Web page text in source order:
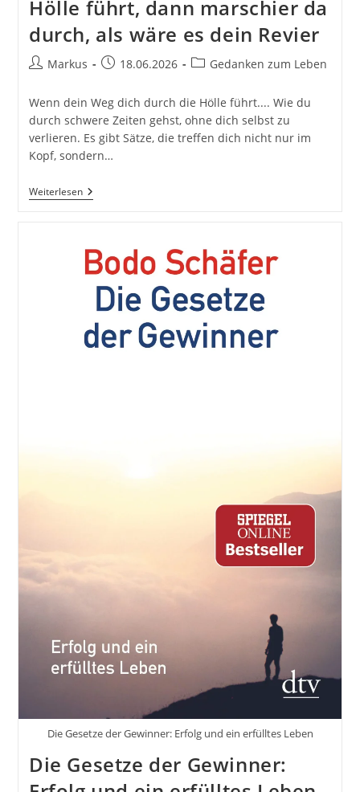
Hölle führt, dann marschier da
durch, als wäre es dein Revier
Beitrags-
Markus
Beitrag18.06.2026
Beitrags-
Gedanken zum Leben
Wenn dein Weg dich durch die Hölle führt.... Wie du
durch schwere Zeiten gehst, ohne dich selbst zu
verlieren. Es gibt Sätze, die treffen dich nicht nur im
Kopf, sondern…
WeiterlesenWenn
Dein
Die
Hölle
Dann
Marschier
Da
Durch,
Als
Die Gesetze der Gewinner: Erfolg und ein erfülltes Leben
Die Gesetze der Gewinner: